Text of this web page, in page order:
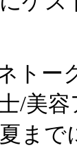
ト
/美
ま